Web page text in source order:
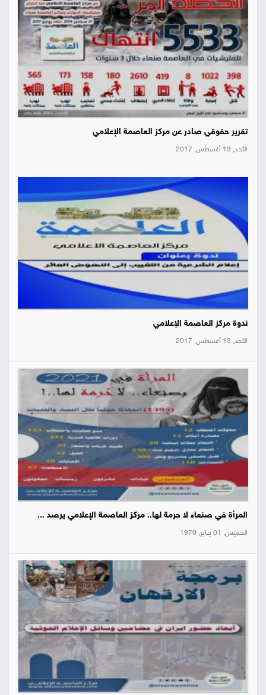
تقرير حقوقي صادر عن مركز العاصمة الإعلامي
الأحد, 13 أغسطس, 2017
ندوة مركز العاصمة الإعلامي
الأحد, 13 أغسطس, 2017
المرأة في صنعاء لا حرمة لها.. مركز العاصمة الإعلامي يرصد ...
الخميس, 01 يناير, 1970